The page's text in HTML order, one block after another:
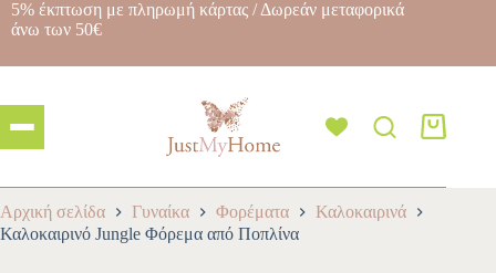
5% έκπτωση με πληρωμή κάρτας / Δωρεάν μεταφορικά
άνω των 50€
Αρχική σελίδα Γυναίκα Φορέματα
Καλοκαιρινά
Καλοκαιρινό Jungle Φόρεμα από Ποπλίνα